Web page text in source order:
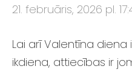
21. februāris, 2026 pl.
Lai arī Valentīna
ikdiena, attiecības ir